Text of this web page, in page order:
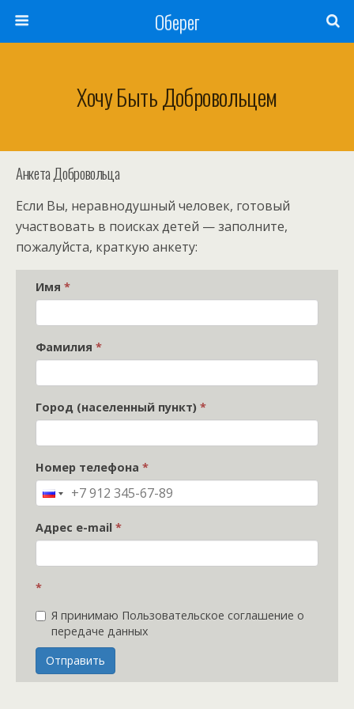
Оберег
Хочу Быть Добровольцем
Анкета Добровольца
Если Вы, неравнодушный человек, готовый
участвовать в поисках детей — заполните,
пожалуйста, краткую анкету:
Имя *
Фамилия *
Город (населенный пункт) *
Номер телефона *
Адрес e-mail *
*
Я принимаю Пользовательское соглашение о
передаче данных
Отправить